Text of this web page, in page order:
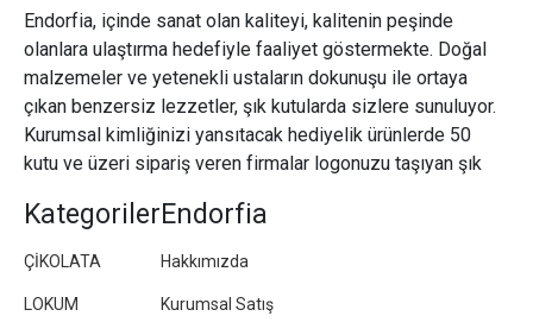
Endorfia, içinde sanat olan kaliteyi, kalitenin peşinde
olanlara ulaştırma hedefiyle faaliyet göstermekte. Doğal
malzemeler ve yetenekli ustaların dokunuşu ile ortaya
çıkan benzersiz lezzetler, şık kutularda sizlere sunuluyor.
Kurumsal kimliğinizi yansıtacak hediyelik ürünlerde 50
kutu ve üzeri sipariş veren firmalar logonuzu taşıyan şık
Kategoriler
ÇİKOLATA
LOKUM
Endorfia
Hakkımızda
Kurumsal Satış